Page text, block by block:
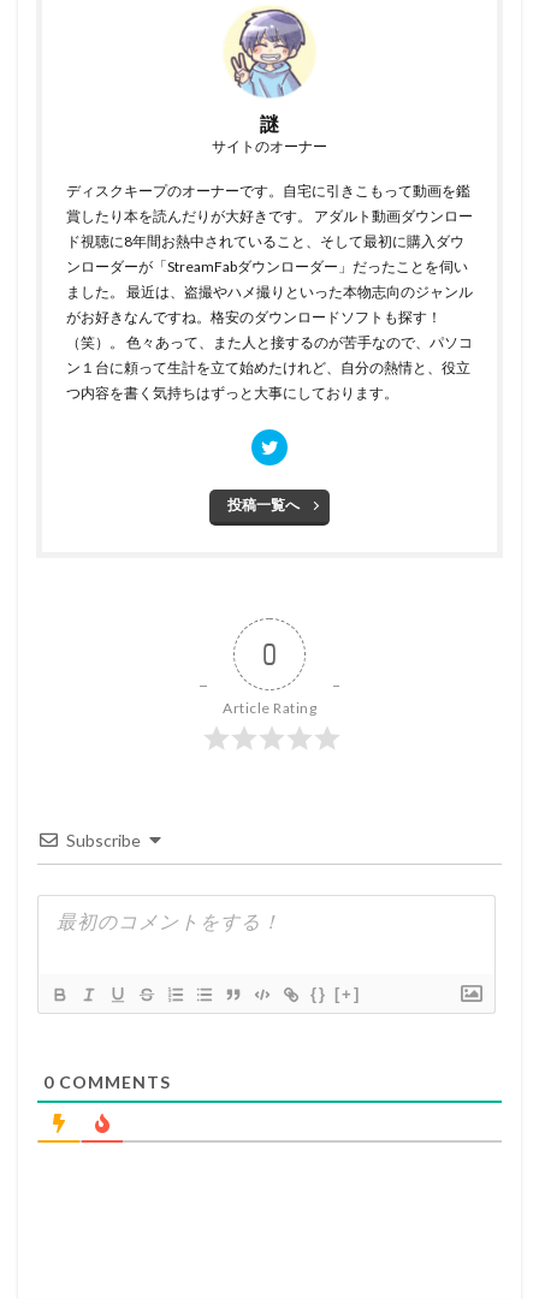
謎
サイトのオーナー
ディスクキープのオーナーです。自宅に引きこもって動画を鑑
賞したり本を読んだりが大好きです。 アダルト動画ダウンロー
ド視聴に8年間お熱中されていること、そして最初に購入ダウ
ンローダーが「StreamFabダウンローダー」だったことを伺い
ました。 最近は、盗撮やハメ撮りといった本物志向のジャンル
がお好きなんですね。格安のダウンロードソフトも探す！
（笑）。 色々あって、また人と接するのが苦手なので、パソコ
ン１台に頼って生計を立て始めたけれど、自分の熱情と、役立
つ内容を書く気持ちはずっと大事にしております。
投稿一覧へ
0
Article Rating
Subscribe
{} [+]
0 COMMENTS